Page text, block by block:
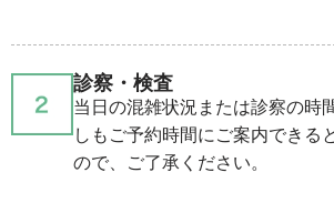
診察・検査
当日の混雑状況または診察の時
しもご予約時間にご案内できる
ので、ご了承ください。